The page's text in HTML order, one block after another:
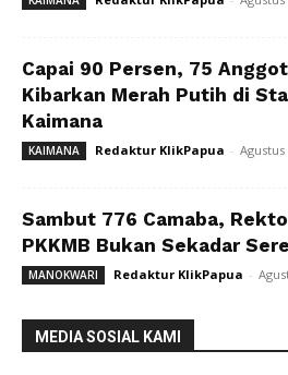
Capai 90 Persen, 75
Kibarkan Merah Putih di
Kaimana
KAIMANA Redaktur KlikPapua - Agustus
Sambut 776 Camaba,
PKKMB Bukan Sekadar
MANOKWARI Redaktur KlikPapua -
MEDIA SOSIAL KAMI